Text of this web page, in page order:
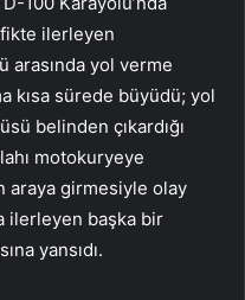
ilerleyen
arasında yol verme
kısa sürede büyüdü; yol
belinden çıkardığı
motokuryeye
girmesiyle olay
ilerleyen başka bir
yansıdı.